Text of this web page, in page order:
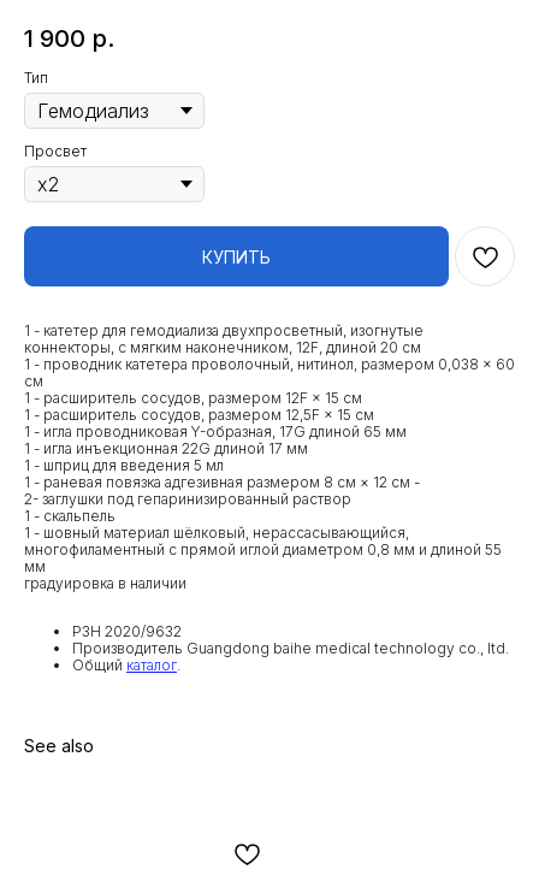
1 900 р.
Тип
Просвет
КУПИТЬ
1 - катетер для гемодиализа двухпросветный, изогнутые
коннекторы, с мягким наконечником, 12F, длиной 20 см
1 - проводник катетера проволочный, нитинол, размером 0,038 × 60
см
1 - расширитель сосудов, размером 12F × 15 см
1 - расширитель сосудов, размером 12,5F × 15 см
1 - игла проводниковая Y-образная, 17G длиной 65 мм
1 - игла инъекционная 22G длиной 17 мм
1 - шприц для введения 5 мл
1 - раневая повязка адгезивная размером 8 см × 12 см -
2- заглушки под гепаринизированный раствор
1 - скальпель
1 - шовный материал шёлковый, нерассасывающийся,
многофиламентный с прямой иглой диаметром 0,8 мм и длиной 55
мм
градуировка в наличии
РЗН 2020/9632
Производитель Guangdong baihe medical technology co., ltd.
Общий каталог.
See also